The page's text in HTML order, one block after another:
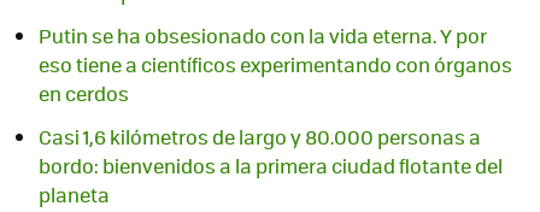
Putin se ha obsesionado con la vida eterna. Y por
eso tiene a científicos experimentando con órganos
en cerdos
Casi 1,6 kilómetros de largo y 80.000 personas a
bordo: bienvenidos a la primera ciudad flotante del
planeta